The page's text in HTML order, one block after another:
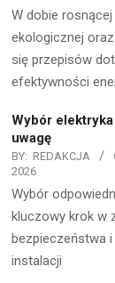
W dobie
ekologicznej
się przepisów
efektywności
Wybór
uwagę
BY: REDAKCJA
2026
Wybór
kluczowy krok w
bezpieczeństwa
instalacji